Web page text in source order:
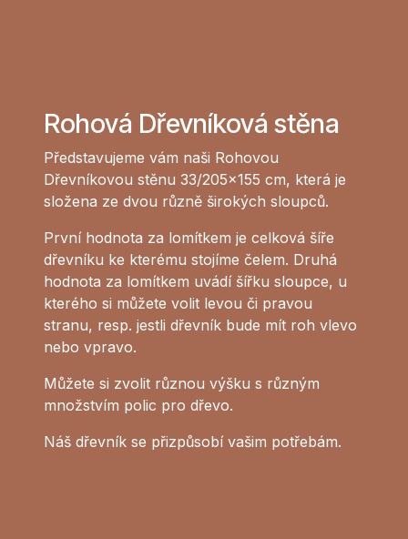
Rohová Dřevníková stěna
Představujeme vám naši Rohovou
Dřevníkovou stěnu 33/205x155 cm, která je
složena ze dvou různě širokých sloupců.
První hodnota za lomítkem je celková šíře
dřevníku ke kterému stojíme čelem. Druhá
hodnota za lomítkem uvádí šířku sloupce, u
kterého si můžete volit levou či pravou
stranu, resp. jestli dřevník bude mít roh vlevo
nebo vpravo.
Můžete si zvolit různou výšku s různým
množstvím polic pro dřevo.
Náš dřevník se přizpůsobí vašim potřebám.